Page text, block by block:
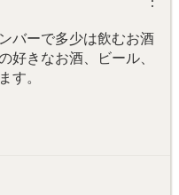
バーで多少は飲むお酒
好きなお酒、ビール、
す。